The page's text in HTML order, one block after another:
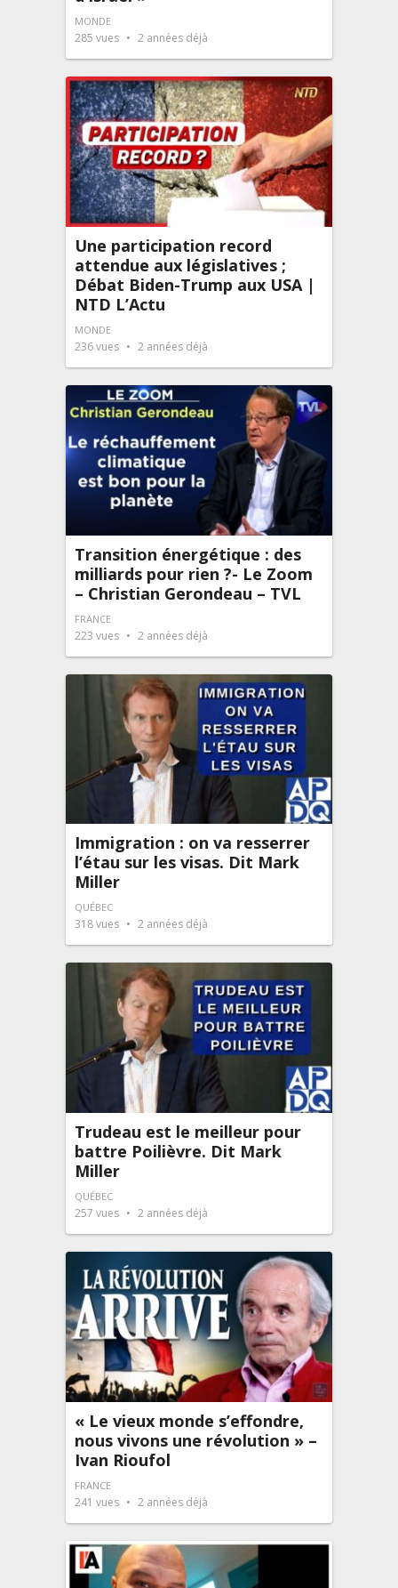
MONDE
285 vues 2 années déjà
Une participation record
attendue aux législatives ;
Débat Biden-Trump aux USA |
NTD L’Actu
MONDE
236vues 2 années déjà
Transition énergétique : des
milliards pour rien ?- Le Zoom
– Christian Gerondeau – TVL
FRANCE
223 vues 2 années déjà
Immigration : on va resserrer
l’étau sur les visas. Dit Mark
Miller
QUÉBEC
318vues 2 années déjà
Trudeau est le meilleur pour
battre Poilièvre. Dit Mark
Miller
QUÉBEC
257 vues 2 années déjà
« Le vieux monde s’effondre,
nous vivons une révolution » –
Ivan Rioufol
FRANCE
241 vues 2 années déjà